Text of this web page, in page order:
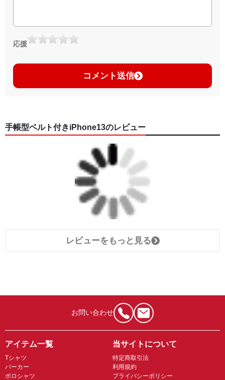
応援
コメント送信
手帳型ベルト付きiPhone13のレビュー
レビューをもっと見る
お問い合わせ
アイテム一覧
Tシャツ
パーカー
ポロシャツ
当サイトについて
特定商取引法
利用規約
プライバシーポリシー